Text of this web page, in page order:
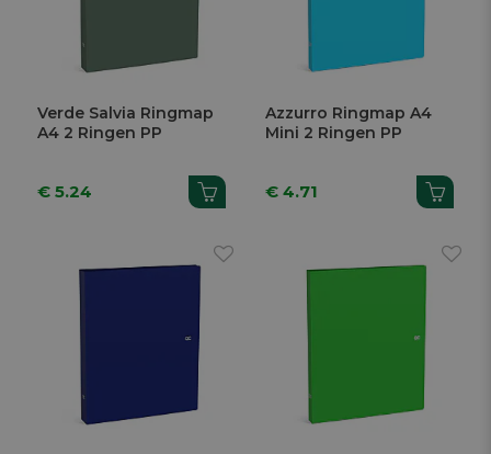
Verde Salvia Ringmap
A4 2 Ringen PP
€ 5.24
Azzurro Ringmap A4
Mini 2 Ringen PP
€ 4.71